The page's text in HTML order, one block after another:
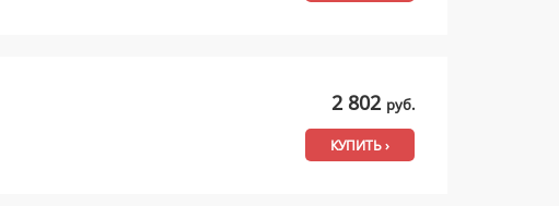
2 802 руб.
КУПИТЬ ›